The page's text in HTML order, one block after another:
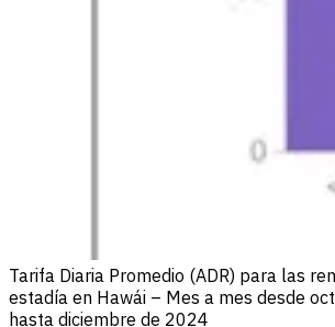
Tarifa Diaria Promedio (ADR) para las
estadía en Hawái – Mes a mes desde
hasta diciembre de 2024